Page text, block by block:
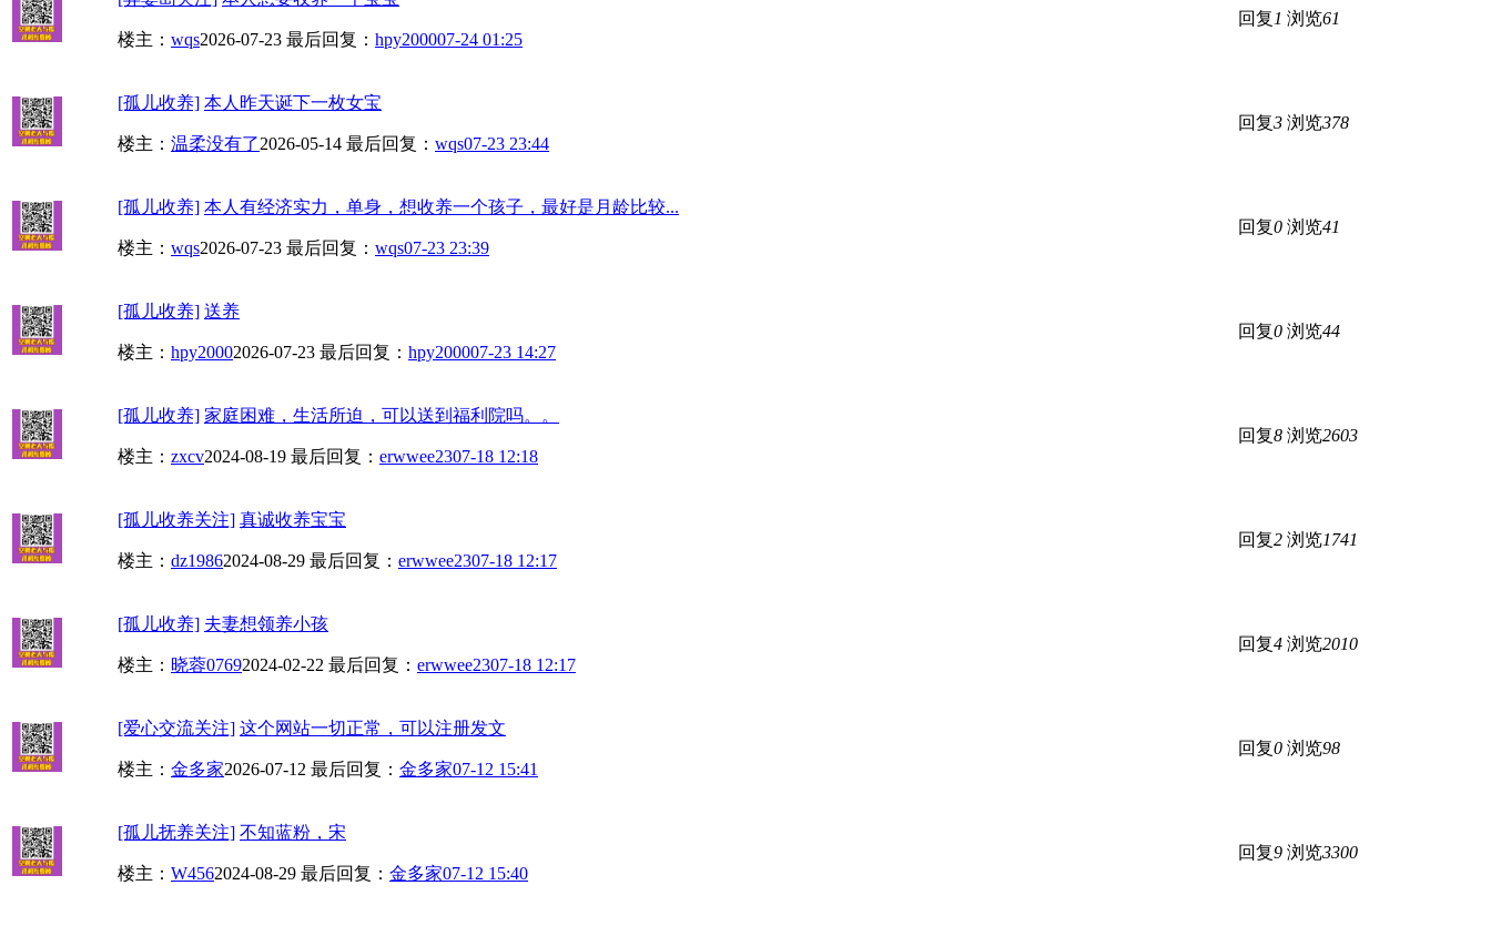
楼主： wqs2026-07-23 最后回复： hpy200007-24 01:25
回复 1 浏览61
[孤儿收养] 本人昨天诞下一枚女宝
楼主： 温柔没有了2026-05-14 最后回复： wqs07-23 23:44
回复3 浏览378
[孤儿收养] 本人有经济实力，单身，想收养一个孩子，最好是月龄比较...
楼主： wqs2026-07-23 最后回复： wqs07-23 23:39
回复0 浏览41
[孤儿收养] 送养
楼主： hpy20002026-07-23 最后回复： hpy200007-23 14:27
回复0 浏览44
[孤儿收养] 家庭困难，生活所迫，可以送到福利院吗。。
楼主： zxcv2024-08-19 最后回复： erwwee2307-18 12:18
回复8 浏览2603
[孤儿收养关注] 真诚收养宝宝
楼主： dz19862024-08-29 最后回复： erwwee2307-18 12:17
回复2 浏览1741
[孤儿收养] 夫妻想领养小孩
楼主： 晓蓉07692024-02-22 最后回复： erwwee2307-18 12:17
回复4 浏览2010
[爱心交流关注] 这个网站一切正常，可以注册发文
楼主： 金多家2026-07-12 最后回复： 金多家07-12 15:41
回复0 浏览98
[孤儿抚养关注] 不知蓝粉，宋
楼主： W4562024-08-29 最后回复： 金多家07-12 15:40
回复9 浏览3300